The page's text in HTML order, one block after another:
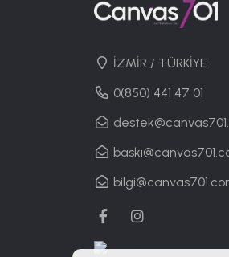
İZMİR / TÜRKİYE
0(850) 441 47 01